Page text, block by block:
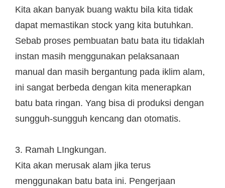
Kita akan banyak buang waktu bila kita tidak
dapat memastikan stock yang kita butuhkan.
Sebab proses pembuatan batu bata itu tidaklah
instan masih menggunakan pelaksanaan
manual dan masih bergantung pada iklim alam,
ini sangat berbeda dengan kita menerapkan
batu bata ringan. Yang bisa di produksi dengan
sungguh-sungguh kencang dan otomatis.
3. Ramah LIngkungan.
Kita akan merusak alam jika terus
menggunakan batu bata ini. Pengerjaan